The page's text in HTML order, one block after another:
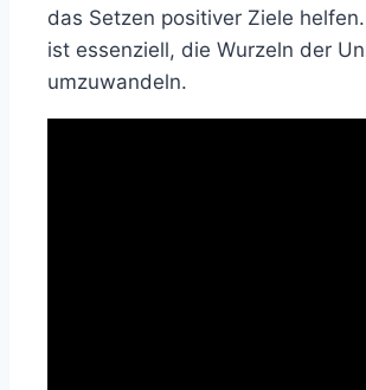
das Setzen positiver Ziele
ist essenziell, die Wurzeln der
umzuwandeln.